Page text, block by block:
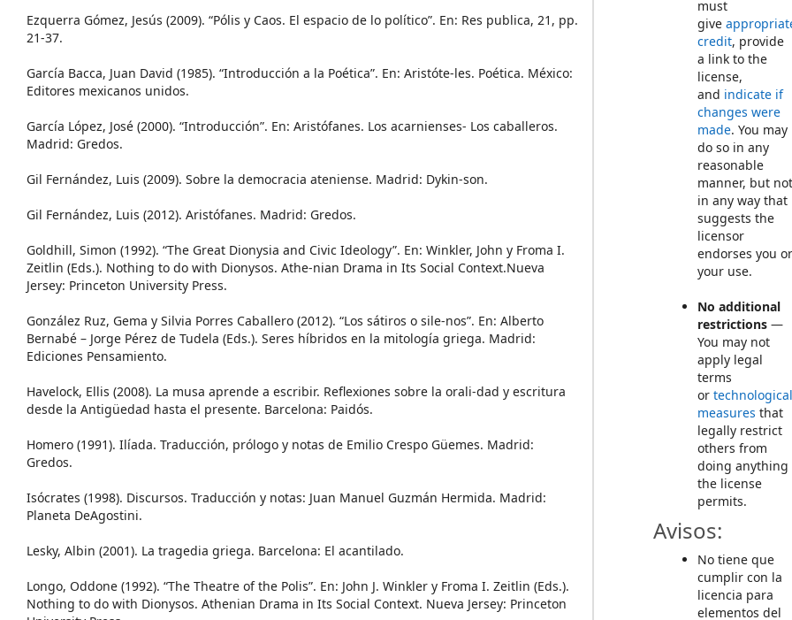
Ezquerra Gómez, Jesús (2009). “Pólis y Caos. El espacio de lo político”. En: Res publica, 21, pp.
21-37.
García Bacca, Juan David (1985). “Introducción a la Poética”. En: Aristóte-les. Poética. México:
Editores mexicanos unidos.
García López, José (2000). “Introducción”. En: Aristófanes. Los acarnienses- Los caballeros.
Madrid: Gredos.
Gil Fernández, Luis (2009). Sobre la democracia ateniense. Madrid: Dykin-son.
Gil Fernández, Luis (2012). Aristófanes. Madrid: Gredos.
Goldhill, Simon (1992). “The Great Dionysia and Civic Ideology”. En: Winkler, John y Froma I.
Zeitlin (Eds.). Nothing to do with Dionysos. Athe-nian Drama in Its Social Context.Nueva
Jersey: Princeton University Press.
González Ruz, Gema y Silvia Porres Caballero (2012). “Los sátiros o sile-nos”. En: Alberto
Bernabé – Jorge Pérez de Tudela (Eds.). Seres híbridos en la mitología griega. Madrid:
Ediciones Pensamiento.
Havelock, Ellis (2008). La musa aprende a escribir. Reflexiones sobre la orali-dad y escritura
desde la Antigüedad hasta el presente. Barcelona: Paidós.
Homero (1991). Ilíada. Traducción, prólogo y notas de Emilio Crespo Güemes. Madrid:
Gredos.
Isócrates (1998). Discursos. Traducción y notas: Juan Manuel Guzmán Hermida. Madrid:
Planeta DeAgostini.
Lesky, Albin (2001). La tragedia griega. Barcelona: El acantilado.
Longo, Oddone (1992). “The Theatre of the Polis”. En: John J. Winkler y Froma I. Zeitlin (Eds.).
Nothing to do with Dionysos. Athenian Drama in Its Social Context. Nueva Jersey: Princeton
must
give
credit, provide
a link to the
license,
and indicate if
changes were
made. You may
do so in any
reasonable
manner, but
in any way that
suggests the
licensor
endorses you
your use.
No additional
restrictions —
You may not
apply legal
terms
or
measures that
legally restrict
others from
doing anything
the license
permits.
Avisos:
No tiene que
cumplir con la
licencia para
elementos del